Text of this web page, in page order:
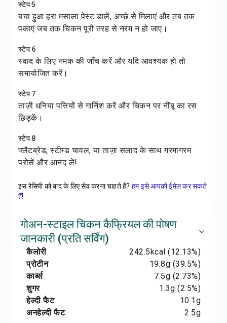
स्टेप 5
बचा हुआ हरा मसाला पेस्ट डालें, अच्छे से मिलाएं और तब तक
पकाएं जब तक चिकन पूरी तरह से नरम न हो जाए।
स्टेप 6
स्वाद के लिए नमक की जाँच करें और यदि आवश्यक हो तो
समायोजित करें।
स्टेप 7
ताज़ी धनिया पत्तियों से गार्निश करें और चिकन पर नींबू का रस
छिड़कें।
स्टेप 8
फ्लैटब्रेड, स्टीम्ड चावल, या ताज़ा सलाद के साथ गरमागरम
परोसें और आनंद लें!
इस रेसिपी को बाद के लिए सेव करना चाहते हैं? हम इसे आपको ईमेल कर सकते
हैं!
गोअन-स्टाइल चिकन कैफ्रियल की पोषण
जानकारी (प्रति सर्विंग)
कैलोरी 242.5kcal (12.13%)
प्रोटीन
19.8g (39.5%)
कार्ब्स
7.5g (2.73%)
शुगर
1.3g (2.5%)
हेल्दी फैट
10.1g
अनहेल्दी फैट
2.5g